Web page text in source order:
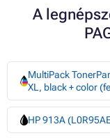
A
MultiPack
XL, black + color
HP 913A